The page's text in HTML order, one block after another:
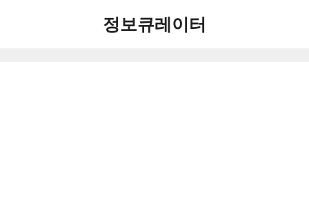
정보큐레이터